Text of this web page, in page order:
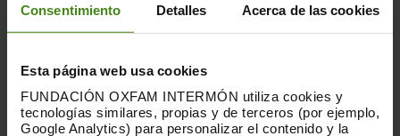
Consentimiento Detalles Acerca de las cookies
Esta página web usa cookies
FUNDACIÓN OXFAM INTERMÓN utiliza cookies y
tecnologías similares, propias y de terceros (por ejemplo,
Google Analytics) para personalizar el contenido y la
Publicacions Relacionades